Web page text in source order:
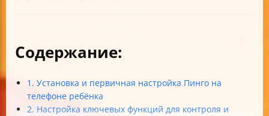
Содержание:
1. Установка и первичная настройка Пинго на
телефоне ребёнка
2. Настройка ключевых функций для контроля и